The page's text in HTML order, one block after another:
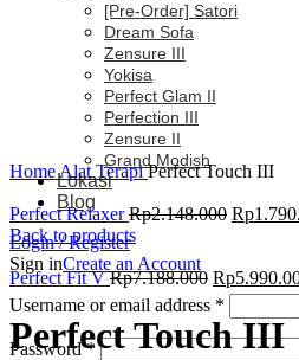
[Pre-Order] Satori
Dream Sofa
Zensure III
Yokisa
Perfect Glam II
Perfection III
Zensure II
Grand Modish
Lokasi
Blog
Login / Register
Sign inCreate an Account
Username or email address *
Password*
Click to enlarge
HomeAlat TerapiPerfect Touch III
Perfect RelaxerRp2.148.000 Rp
Back to products
Perfect Fit VRp7.188.000 Rp
Perfect Touch III